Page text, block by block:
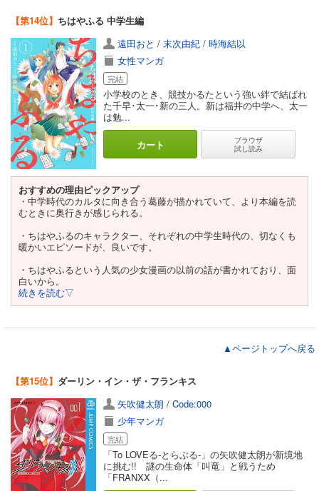
【第14位】 ちはやふる 中学生編
遠田おと / 末次由紀 / 時海結以
女性マンガ
完結
小学校のとき、競技かるたという強い絆で結ばれ
た千早･太一･新の三人。新は福井の中学へ、太一
は勉...
カート
ブラウザ
試し読み
おすすめの理由ピックアップ
・中学時代のカルタに向き合う葛藤が描かれていて、より本編を読
むときに奥行きが感じられる。
・ちはやふるのキャラクター、それぞれの中学生時代の、切なくも
暖かいエピソードが、良いです。
・ちはやふるという人気の少女漫画の以前の話が書かれており、面
白いから。
続きを読む▽
▲ページトップへ戻る
【第15位】 ダーリン・イン・ザ・フランキス
矢吹健太朗 / Code:000
少年マンガ
完結
「To LOVEる-とらぶる-」の矢吹健太朗が新境地
に挑む!! 謎の生命体「叫竜」と戦うため
「FRANXX（...